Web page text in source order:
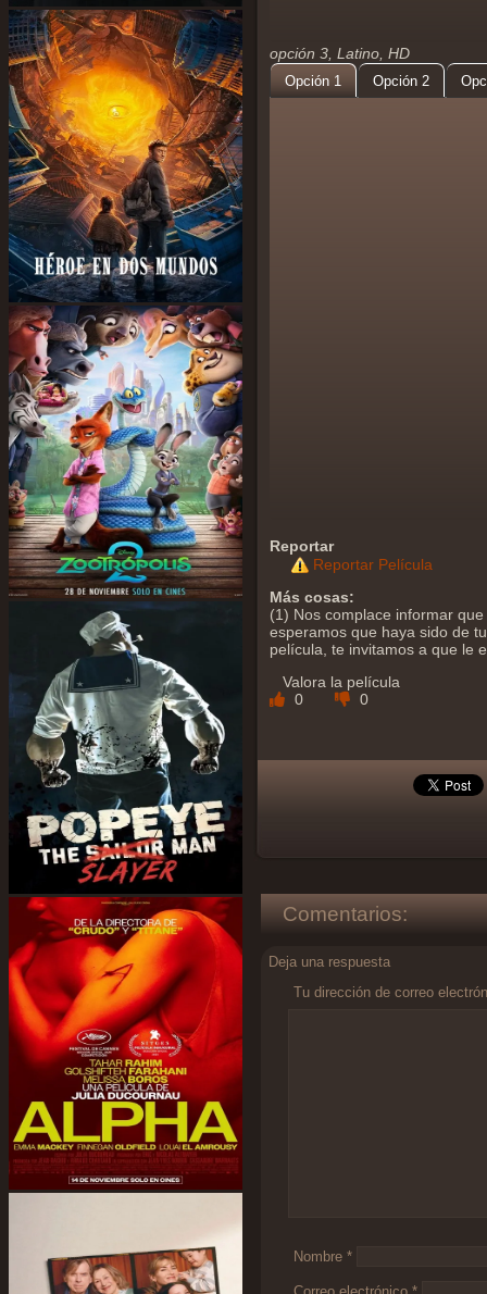
opción 3, Latino, HD
Opción 1 Opción 2
Reportar
Reportar Película
Más cosas:
(1) Nos complace informar
esperamos que haya sido de
película, te invitamos a que le
Valora la película
0
0
Comentarios:
Deja una respuesta
Tu dirección de correo
Nombre *